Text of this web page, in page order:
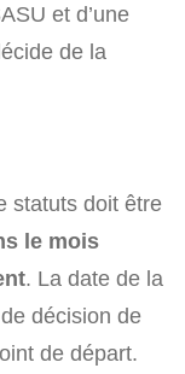
et d’une
de la
statuts doit être
le mois
. La date de la
décision de
de départ.